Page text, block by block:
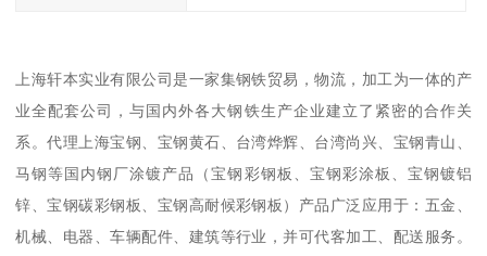
上海轩本实业有限公司是一家集钢铁贸易，物流，加工为一体的产
业全配套公司，与国内外各大钢铁生产企业建立了紧密的合作关
系。代理上海宝钢、宝钢黄石、台湾烨辉、台湾尚兴、宝钢青山、
马钢等国内钢厂涂镀产品（宝钢彩钢板、宝钢彩涂板、宝钢镀铝
锌、宝钢碳彩钢板、宝钢高耐候彩钢板）产品广泛应用于：五金、
机械、电器、车辆配件、建筑等行业，并可代客加工、配送服务。